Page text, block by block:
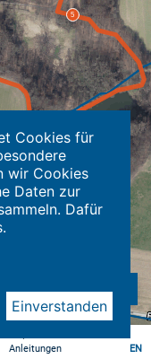
Cookies für
wir Cookies
Daten zur
Dafür
Einverstanden
|
Anleitungen EN